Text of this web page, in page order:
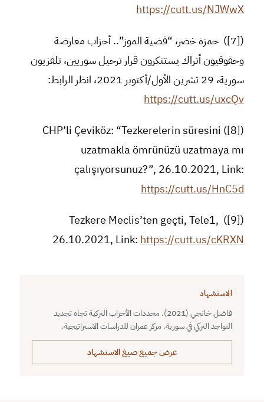
https://cutt.us/NJWwX
([7]) حمزة خضر، “قضية الموز”.. أحزاب معارضة
وحقوقيون أتراك يستنكرون قرار ترحيل سوريين، تلفزيون
سورية، 29 تشرين الأول/أكتوبر 2021، انظر الرابط:
https://cutt.us/uxcQv
([8]) CHP’li Çeviköz: “Tezkerelerin süresini
uzatmakla ömrünüzü uzatmaya mı
çalışıyorsunuz?”, 26.10.2021, Link:
https://cutt.us/HnC5d
([9]) Tezkere Meclis’ten geçti, Tele1,
26.10.2021, Link: https://cutt.us/cKRXN
الاستشهاد
فاضل خانجي (2021). محددات الأحزاب التركية تجاه تجديد
التواجد التركي في سورية. مركز عمران للدراسات الاستراتيجية.
عرض جميع صيغ الاستشهاد